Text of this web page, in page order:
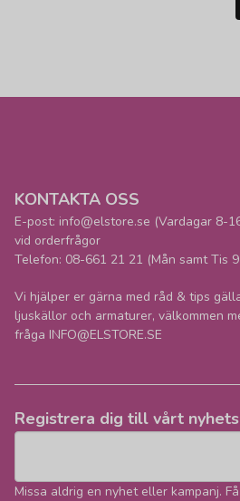
KONTAKTA OSS
E-post: info@elstore.se (Vardagar 8-
vid orderfrågor
Telefon: 08-661 21 21 (Mån samt Tis
Vi hjälper er gärna med råd & tips
ljuskällor och armaturer, välkommen
fråga INFO@ELSTORE.SE
Registrera dig till vårt
Missa aldrig en nyhet eller kampanj.